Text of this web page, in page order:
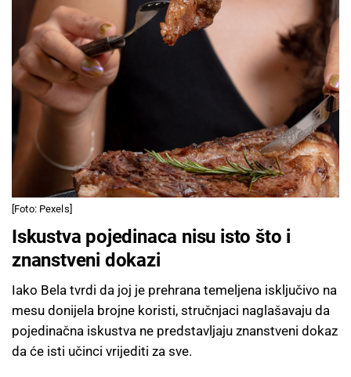
[Foto: Pexels]
Iskustva pojedinaca nisu isto što i
znanstveni dokazi
Iako Bela tvrdi da joj je prehrana temeljena isključivo na
mesu donijela brojne koristi, stručnjaci naglašavaju da
pojedinačna iskustva ne predstavljaju znanstveni dokaz
da će isti učinci vrijediti za sve.